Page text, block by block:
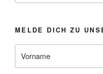
MELDE DICH ZU